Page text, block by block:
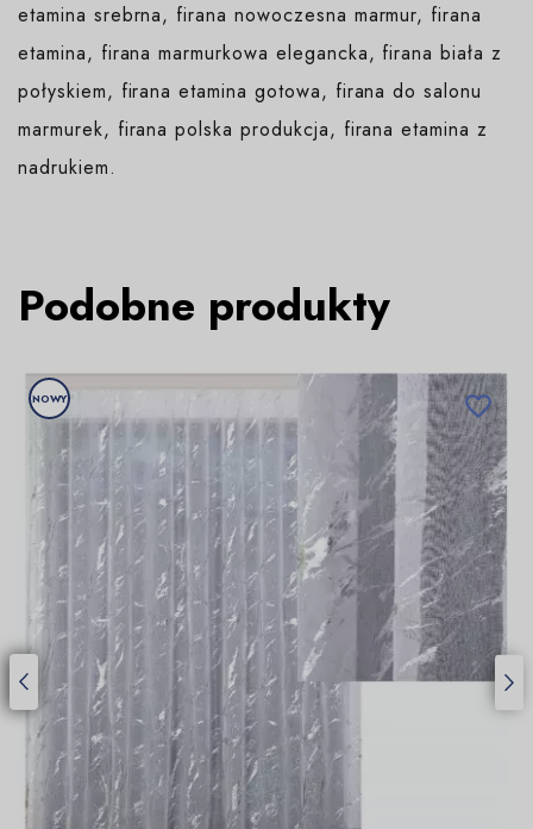
etamina srebrna, firana nowoczesna marmur, firana
etamina, firana marmurkowa elegancka, firana biała z
połyskiem, firana etamina gotowa, firana do salonu
marmurek, firana polska produkcja, firana etamina z
nadrukiem.
Podobne produkty
NOWY 